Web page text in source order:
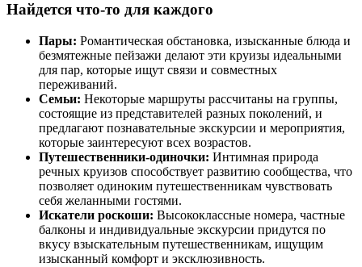
Найдется что-то для каждого
Пары: Романтическая обстановка, изысканные блюда и
безмятежные пейзажи делают эти круизы идеальными
для пар, которые ищут связи и совместных
переживаний.
Семьи: Некоторые маршруты рассчитаны на группы,
состоящие из представителей разных поколений, и
предлагают познавательные экскурсии и мероприятия,
которые заинтересуют всех возрастов.
Путешественники-одиночки: Интимная природа
речных круизов способствует развитию сообщества, что
позволяет одиноким путешественникам чувствовать
себя желанными гостями.
Искатели роскоши: Высококлассные номера, частные
балконы и индивидуальные экскурсии придутся по
вкусу взыскательным путешественникам, ищущим
изысканный комфорт и эксклюзивность.